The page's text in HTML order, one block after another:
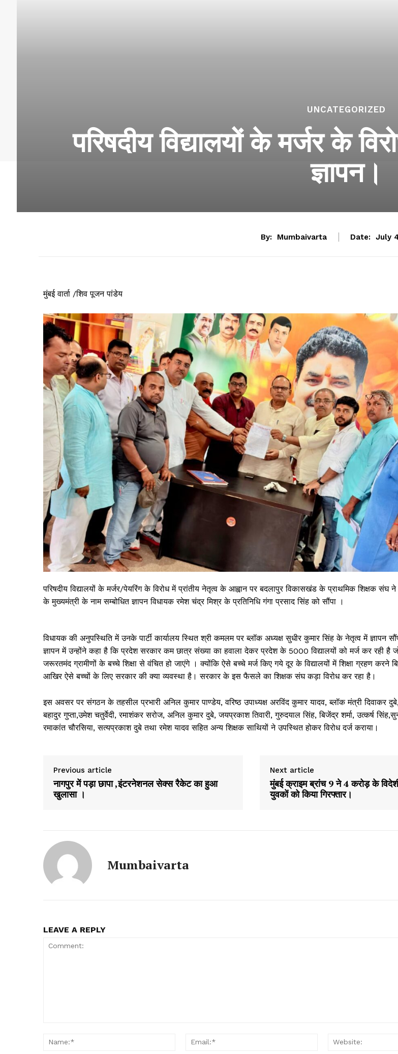
UNCATEGORIZED
परिषदीय विद्यालयों के मर्जर के
ज्ञापन।
By: Mumbaivarta Date: July
मुंबई वार्ता /शिव पूजन पांडेय
परिषदीय विद्यालयों के मर्जर/पेयरिंग के विरोध में प्रांतीय नेतृत्व के आह्वान पर बदलापुर विकासखंड के प्राथमिक शिक्षक संघ
के मुख्यमंत्री के नाम सम्बोधित ज्ञापन विधायक रमेश चंद्र मिश्र के प्रतिनिधि गंगा प्रसाद सिंह को सौंपा ।
विधायक की अनुपस्थिति में उनके पार्टी कार्यालय स्थित श्री कमलम पर ब्लॉक अध्यक्ष सुधीर कुमार सिंह के नेतृत्व में ज्ञापन
ज्ञापन में उन्होंने कहा है कि प्रदेश सरकार कम छात्र संख्या का हवाला देकर प्रदेश के 5000 विद्यालयों को मर्ज कर रही
जरूरतमंद ग्रामीणों के बच्चे शिक्षा से वंचित हो जाएंगे । क्योंकि ऐसे बच्चे मर्ज किए गये दूर के विद्यालयों में शिक्षा ग्रहण करने
आखिर ऐसे बच्चों के लिए सरकार की क्या व्यवस्था है। सरकार के इस फैसले का शिक्षक संघ कड़ा विरोध कर रहा है।
इस अवसर पर संगठन के तहसील प्रभारी अनिल कुमार पाण्डेय, वरिष्ठ उपाध्यक्ष अरविंद कुमार यादव, ब्लॉक मंत्री दिवाकर
बहादुर गुप्ता,उमेश चतुर्वेदी, रमाशंकर सरोज, अनिल कुमार दुबे, जयप्रकाश तिवारी, गुरुदयाल सिंह, बिजेंद्र शर्मा, उत्कर्ष
रमाकांत चौरसिया, सत्यप्रकाश दुबे तथा रमेश यादव सहित अन्य शिक्षक साथियों ने उपस्थित होकर विरोध दर्ज कराया।
Previous article
नागपुर में पड़ा छापा ,इंटरनेशनल सेक्स रैकेट का हुआ
खुलासा ।
Next article
मुंबई क्राइम ब्रांच 9 ने 4 करोड़ के
युवकों को किया गिरफ्तार।
Mumbaivarta
LEAVE A REPLY
Name:*
Email:*